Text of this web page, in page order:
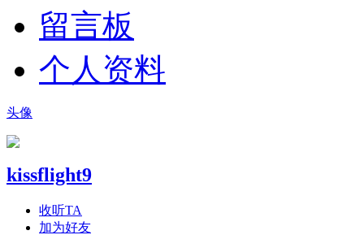
留言板
个人资料
头像
kissflight9
收听TA
加为好友